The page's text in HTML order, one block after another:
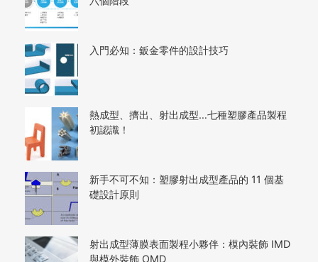
入門必知：鈑金零件的設計技巧
熱成型、擠出、射出成型…七種塑膠產品製程
初認識！
新手不可不知：塑膠射出成型產品的 11 個基
礎設計原則
射出成型薄膜表面製程小夥伴：模內裝飾 IMD
與模外裝飾 OMD